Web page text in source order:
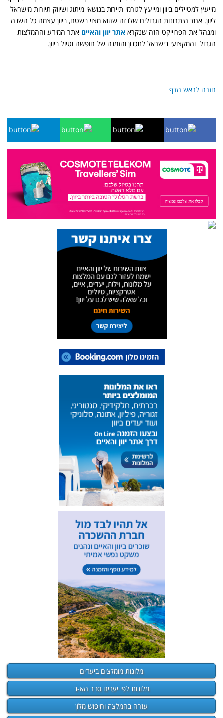
מייעץ למטיילים ביוון ומייעץ לגורמי תיירות בנושאי מיתוג ושיווק תיורות מישראל
ליוון. אחד היתרונות הגדולים שלו זה שהוא מצוי בשטח, ביוון עצמה כל השנה
ומנהל את הפרוייקט הזה שנקרא אתר יוון והאיים אתר המידע וההמלצות
הגדול והמקצועי בישראל לתכנון והזמנה של חופשה וטיול ביוון.
חזרה לראש הדף
מלונות מומלצים ביעדים
מלונות לפי יעדים סדר הא-ב
עזרה בהמלצה וחיפוש מלון